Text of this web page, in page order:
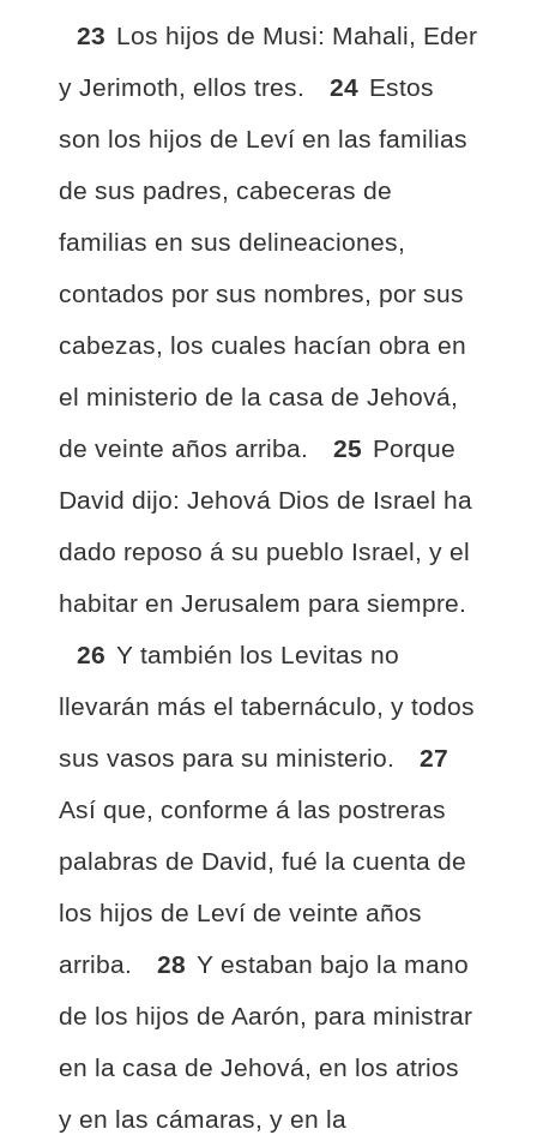
23 Los hijos de Musi: Mahali, Eder
y Jerimoth, ellos tres.
24 Estos
son los hijos de Leví en las familias
de sus padres, cabeceras de
familias en sus delineaciones,
contados por sus nombres, por sus
cabezas, los cuales hacían obra en
el ministerio de la casa de Jehová,
de veinte años arriba.
25 Porque
David dijo: Jehová Dios de Israel ha
dado reposo á su pueblo Israel, y el
habitar en Jerusalem para siempre.
26 Y también los Levitas no
llevarán más el tabernáculo, y todos
sus vasos para su ministerio.
27
Así que, conforme á las postreras
palabras de David, fué la cuenta de
los hijos de Leví de veinte años
arriba.
28 Y estaban bajo la mano
de los hijos de Aarón, para ministrar
en la casa de Jehová, en los atrios
y en las cámaras, y en la